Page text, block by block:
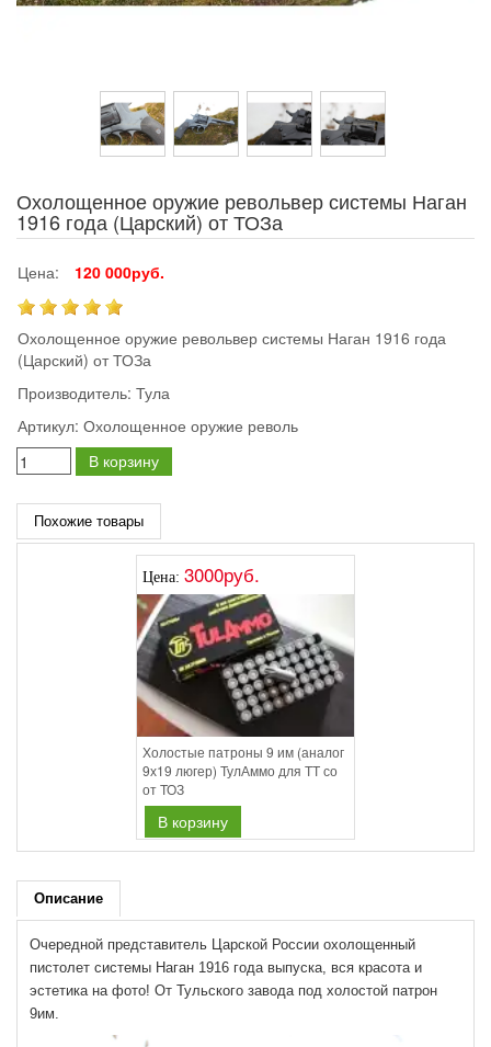
Охолощенное оружие револьвер системы Наган
1916 года (Царский) от ТОЗа
Цена: 120 000руб.
Охолощенное оружие револьвер системы Наган 1916 года
(Царский) от ТОЗа
Производитель: Тула
Артикул: Охолощенное оружие револь
В корзину
Похожие товары
Цена: 3000руб.
Холостые патроны 9 им (аналог
9х19 люгер) ТулАммо для ТТ со
от ТОЗ
В корзину
Описание
Очередной представитель Царской России охолощенный
пистолет системы Наган 1916 года выпуска, вся красота и
эстетика на фото! От Тульского завода под холостой патрон
9им.